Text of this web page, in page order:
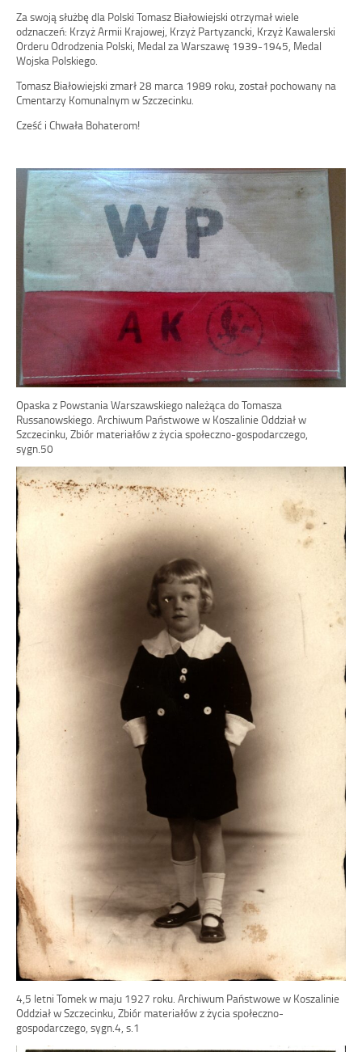
Za swoją służbę dla Polski Tomasz Białowiejski otrzymał wiele
odznaczeń: Krzyż Armii Krajowej, Krzyż Partyzancki, Krzyż Kawalerski
Orderu Odrodzenia Polski, Medal za Warszawę 1939-1945, Medal
Wojska Polskiego.
Tomasz Białowiejski zmarł 28 marca 1989 roku, został pochowany na
Cmentarzy Komunalnym w Szczecinku.
Cześć i Chwała Bohaterom!
Opaska z Powstania Warszawskiego należąca do Tomasza
Russanowskiego. Archiwum Państwowe w Koszalinie Oddział w
Szczecinku, Zbiór materiałów z życia społeczno-gospodarczego,
sygn.50
4,5 letni Tomek w maju 1927 roku. Archiwum Państwowe w Koszalinie
Oddział w Szczecinku, Zbiór materiałów z życia społeczno-
gospodarczego, sygn.4, s.1